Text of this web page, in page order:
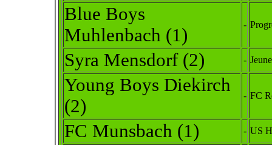
Blue Boys
Muhlenbach (1)
-
Syra Mensdorf (2) -
Young Boys Diekirch
(2)
- FC
FC Munsbach (1) - US